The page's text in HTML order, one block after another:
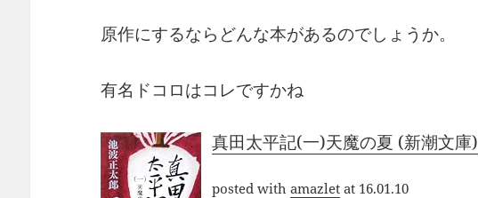
原作にするならどんな本があるのでしょうか。
有名ドコロはコレですかね
真田太平記(一)天魔の夏 (新潮文庫)
posted withamazlet at 16.01.10